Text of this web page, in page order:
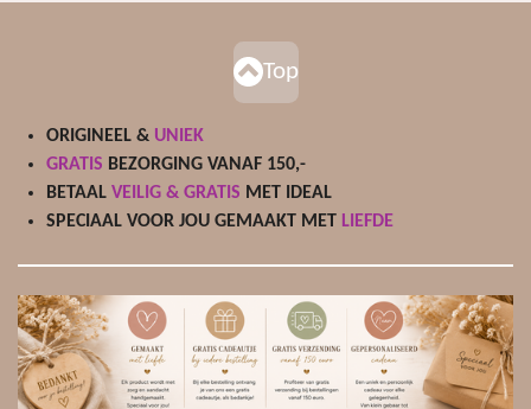
Top
ORIGINEEL & UNIEK
GRATIS BEZORGING VANAF 150,-
BETAAL VEILIG & GRATIS MET IDEAL
SPECIAAL VOOR JOU GEMAAKT MET LIEFDE